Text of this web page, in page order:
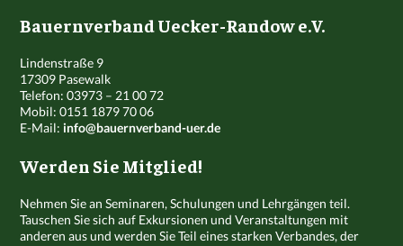
Bauernverband Uecker-Randow e.V.
Lindenstraße 9
17309 Pasewalk
Telefon: 03973 – 21 00 72
Mobil: 0151 1879 70 06
E-Mail:info@bauernverband-uer.de
Werden Sie Mitglied!
Nehmen Sie an Seminaren, Schulungen und Lehrgängen teil.
Tauschen Sie sich auf Exkursionen und Veranstaltungen mit
anderen aus und werden Sie Teil eines starken Verbandes, der